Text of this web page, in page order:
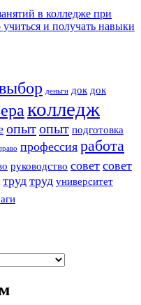
в колледже при
и получать навыки
деньги док док
колледж
опытопыт подготовка
профессия работа
руководство совет совет
труд труд университет